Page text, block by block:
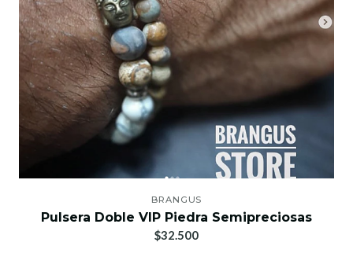
BRANGUS
Pulsera Doble VIP Piedra Semipreciosas
$32.500